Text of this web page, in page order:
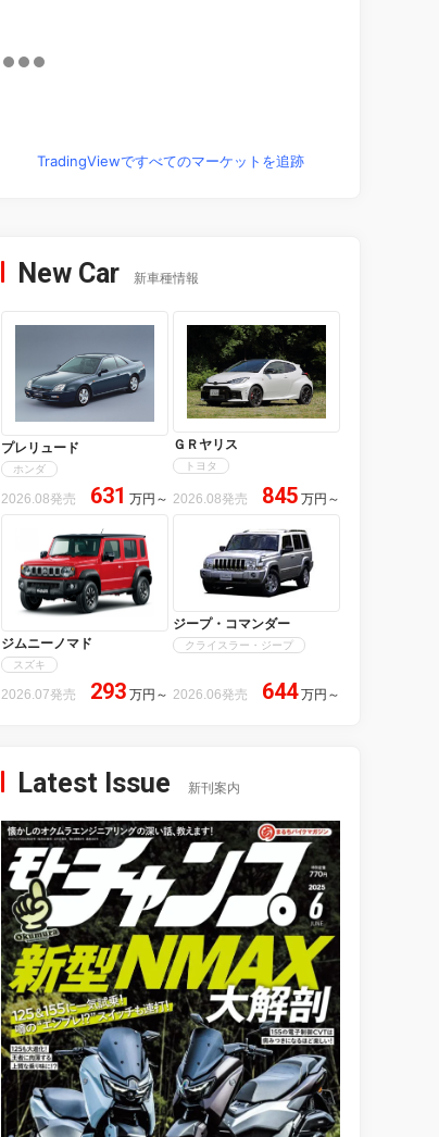
TradingViewですべてのマーケットを追跡
New Car 新車種情報
プレリュード
ホンダ
2026.08発売 631 万円 ～
ＧＲヤリス
トヨタ
2026.08発売 845 万円 ～
ジムニーノマド
スズキ
2026.07発売 293 万円 ～
ジープ・コマンダー
クライスラー・ジープ
2026.06発売 644万円 ～
Latest Issue 新刊案内